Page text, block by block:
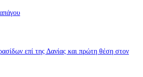
επί της Δανίας και πρώτη θέση στον